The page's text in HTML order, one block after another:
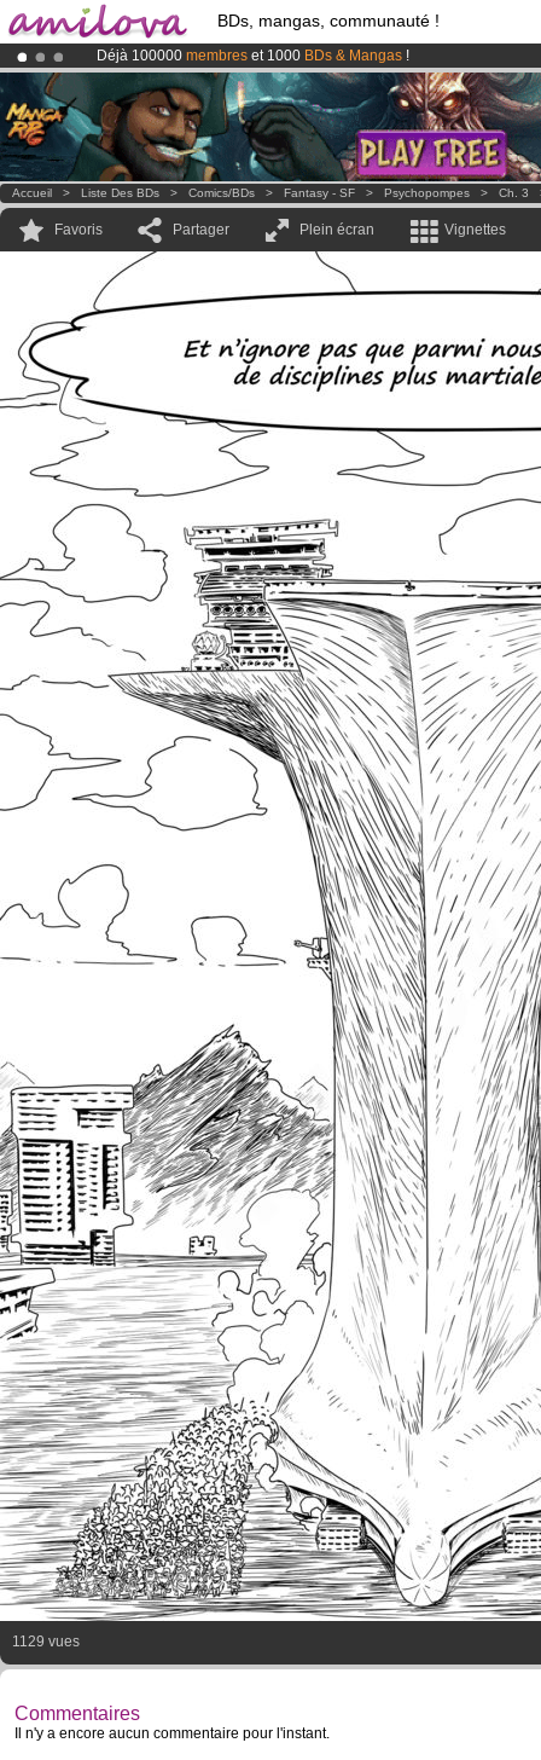
BDs, mangas, communauté !
Déjà 100000 membres et 1000 BDs & Mangas !
LeKickstarter Amilova est désormais lancé!.
Abonnement premium: à partir de
3.95 eurospar mois !Clique ici
Accueil > Liste Des BDs > Comics/BDs > Fantasy - SF > Psychopompes > Ch. 3
Favoris Partager Plein écran Vignettes
1129 vues
Commentaires
Il n'y a encore aucun commentaire pour l'instant.